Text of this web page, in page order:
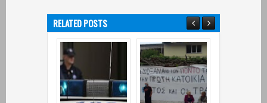
RELATED POSTS